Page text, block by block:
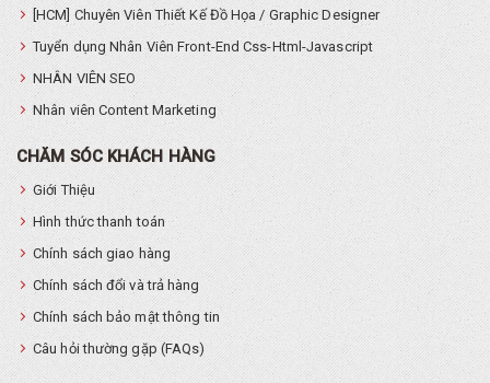
[HCM] Chuyên Viên Thiết Kế Đồ Họa / Graphic Designer
Tuyển dụng Nhân Viên Front-End Css-Html-Javascript
NHÂN VIÊN SEO
Nhân viên Content Marketing
CHĂM SÓC KHÁCH HÀNG
Giới Thiệu
Hình thức thanh toán
Chính sách giao hàng
Chính sách đổi và trả hàng
Chính sách bảo mật thông tin
Câu hỏi thường gặp (FAQs)